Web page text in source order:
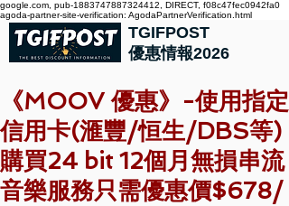
google.com, pub-1883747887324412, DIRECT, f08c47fec0942fa0
agoda-partner-site-verification: AgodaPartnerVerification.html
TGIFPOST
優惠情報2026
《MOOV 優惠》-使用指定
信用卡(滙豐/恒生/DBS等)
購買24 bit 12個月無損串流
音樂服務只需優惠價$678/